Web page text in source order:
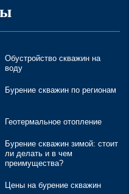
Обустройство скважин на
воду
Бурение скважин по регионам
Геотермальное отопление
Бурение скважин зимой: стоит
ли делать и в чем
преимущества?
Цены на бурение скважин